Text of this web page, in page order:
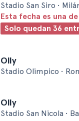
Stadio San Siro •
Esta fecha es una
Solo quedan 36
Olly
Stadio Olimpico •
Olly
Stadio San Nicola •